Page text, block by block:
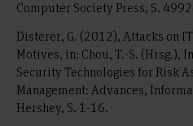
Computer Society Press, S.
Disterer, G. (2012), Attacks on
Motives, in: Chou, T.-S. (Hrsg.),
Security Technologies for Risk
Management: Advances,
Hershey, S. 1-16.